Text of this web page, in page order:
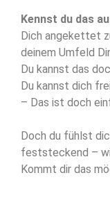
Kennst du das
Dich angekettet
deinem Umfeld
Du kannst das
Du kannst dich
– Das ist doch
Doch du fühlst
feststeckend –
Kommt dir das